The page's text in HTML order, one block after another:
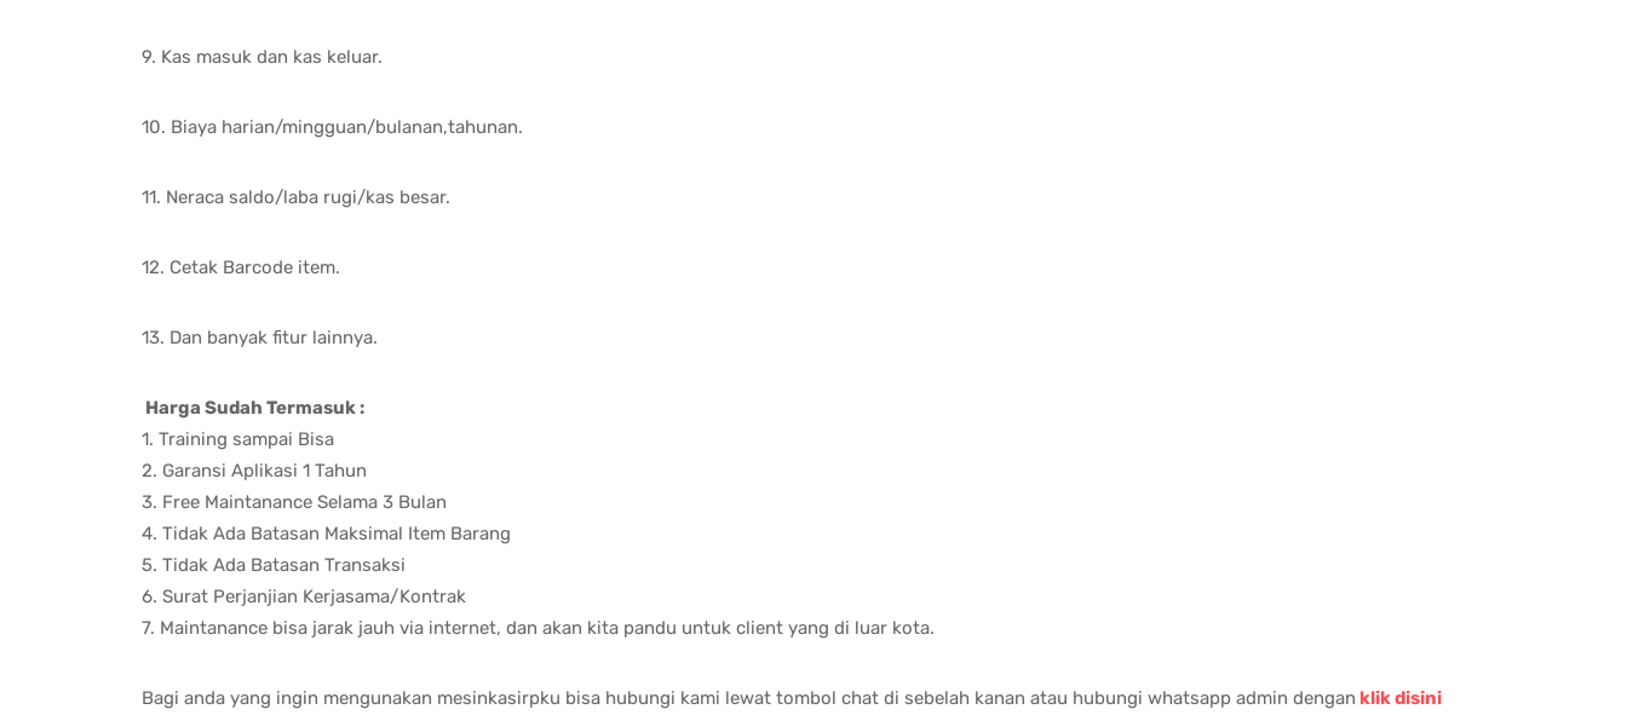
9. Kas masuk dan kas keluar.
10. Biaya harian/mingguan/bulanan,tahunan.
11. Neraca saldo/laba rugi/kas besar.
12. Cetak Barcode item.
13. Dan banyak fitur lainnya.
Harga Sudah Termasuk :
1. Training sampai Bisa
2. Garansi Aplikasi 1 Tahun
3. Free Maintanance Selama 3 Bulan
4. Tidak Ada Batasan Maksimal Item Barang
5. Tidak Ada Batasan Transaksi
6. Surat Perjanjian Kerjasama/Kontrak
7. Maintanance bisa jarak jauh via internet, dan akan kita pandu untuk client yang di luar kota.
Bagi anda yang ingin mengunakan mesinkasirpku bisa hubungi kami lewat tombol chat di sebelah kanan atau hubungi whatsapp admin dengan klik disini